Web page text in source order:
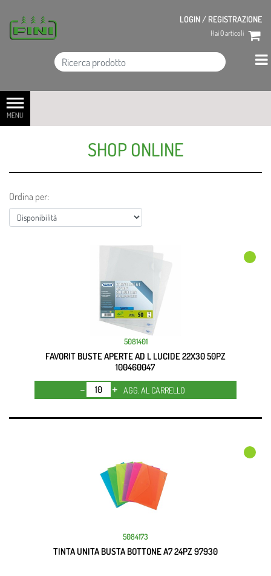
LOGIN / REGISTRAZIONE
Hai0articoli
SHOP ONLINE
Ordina per:
5081401
FAVORIT BUSTE APERTE AD L LUCIDE 22X30 50PZ
100460047
Quantità
AGG. AL CARRELLO
5084173
TINTA UNITA BUSTA BOTTONE A7 24PZ 97930